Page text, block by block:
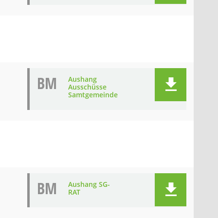
BM
Aushang
Ausschüsse
Samtgemeinde
BM
Aushang SG-
RAT